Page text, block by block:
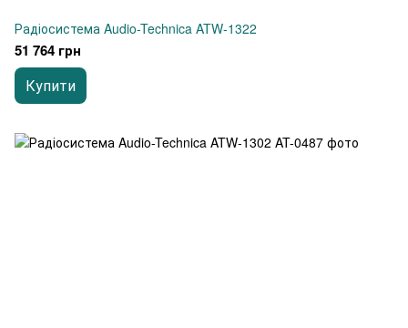
Радіосистема Audio-Technica ATW-1322
51 764 грн
Купити